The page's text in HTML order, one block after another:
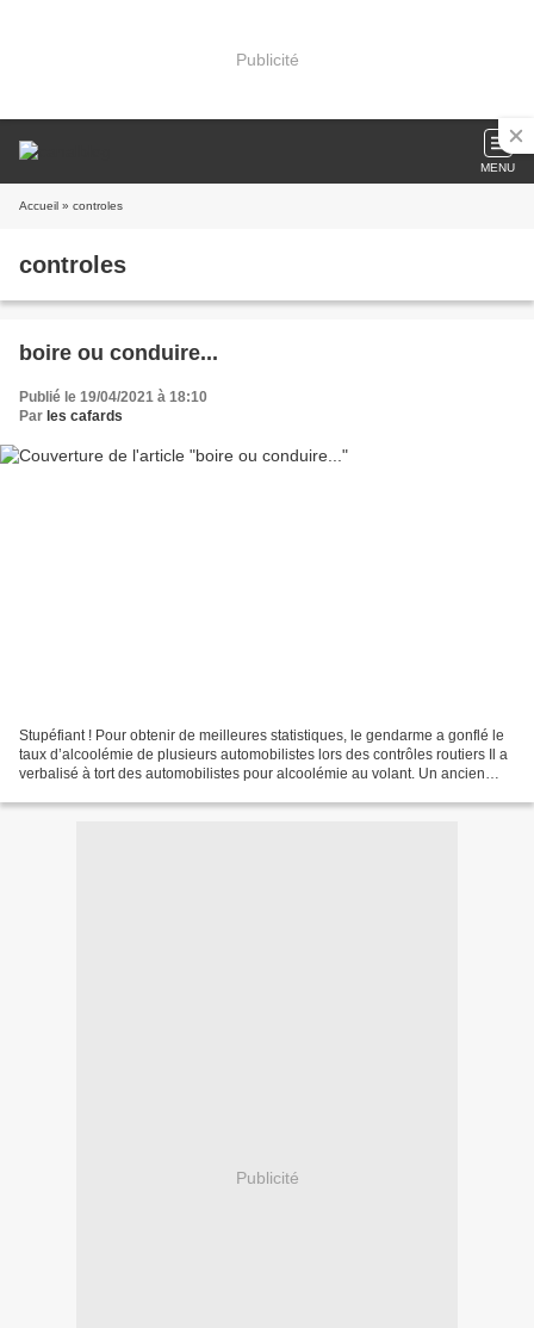
Publicité
MENU
Accueil » controles
controles
boire ou conduire...
Publié le 19/04/2021 à 18:10
Par les cafards
Stupéfiant ! Pour obtenir de meilleures statistiques, le gendarme a gonflé le
taux d’alcoolémie de plusieurs automobilistes lors des contrôles routiers Il a
verbalisé à tort des automobilistes pour alcoolémie au volant. Un ancien
Publicité